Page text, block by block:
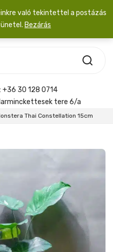
csokor
+36 30 128 0714
tere 6/a
Thai Constellation 15cm
való tekintettel a postázás
Bezárás